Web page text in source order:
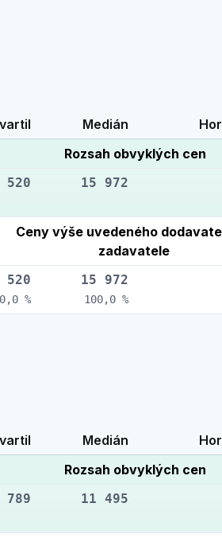
Medián
Rozsah obvyklých cen
520 15 972
Ceny výše uvedeného
zadavatele
520
%
15 972
100,0 %
Medián
Rozsah obvyklých cen
789 11 495